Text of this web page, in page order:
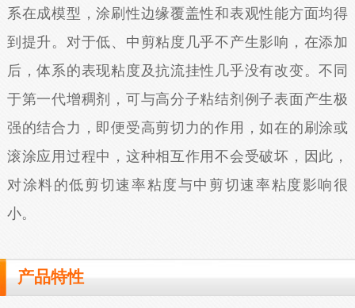
系在成模型，涂刷性边缘覆盖性和表观性能方面均得
到提升。对于低、中剪粘度几乎不产生影响，在添加
后，体系的表现粘度及抗流挂性几乎没有改变。不同
于第一代增稠剂，可与高分子粘结剂例子表面产生极
强的结合力，即便受高剪切力的作用，如在的刷涂或
滚涂应用过程中，这种相互作用不会受破坏，因此，
对涂料的低剪切速率粘度与中剪切速率粘度影响很
小。
产品特性